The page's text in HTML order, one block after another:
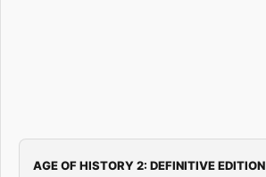
AGE OF HISTORY 2: DEFINITIVE EDITION